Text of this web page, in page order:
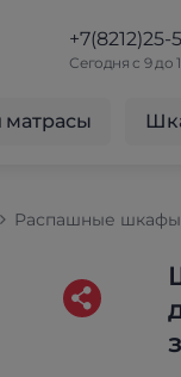
+7(8212)25-
Сегодня с 9 до
матрасы
Распашные шкафы